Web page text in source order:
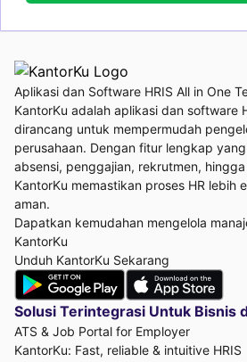
Aplikasi dan Software HRIS All in One
KantorKu adalah aplikasi dan software
dirancang untuk mempermudah
perusahaan. Dengan fitur lengkap
absensi, penggajian, rekrutmen,
KantorKu memastikan proses HR lebih
aman.
Dapatkan kemudahan mengelola
KantorKu
Unduh KantorKu Sekarang
Solusi Terintegrasi Untuk Bisnis
ATS & Job Portal for Employer
KantorKu: Fast, reliable & intuitive HRIS